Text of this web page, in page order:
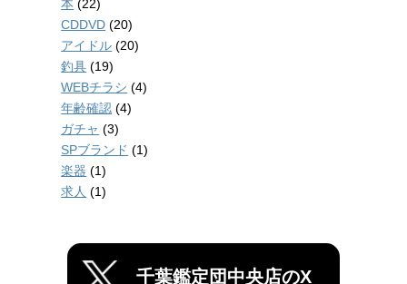
本 (22)
CDDVD (20)
アイドル (20)
釣具 (19)
WEBチラシ (4)
年齢確認 (4)
ガチャ (3)
SPブランド (1)
楽器 (1)
求人 (1)
千葉鑑定団中央店のX